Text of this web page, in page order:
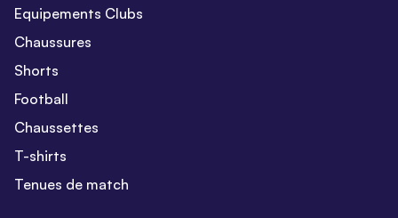
Equipements Clubs
Chaussures
Shorts
Football
Chaussettes
T-shirts
Tenues de match